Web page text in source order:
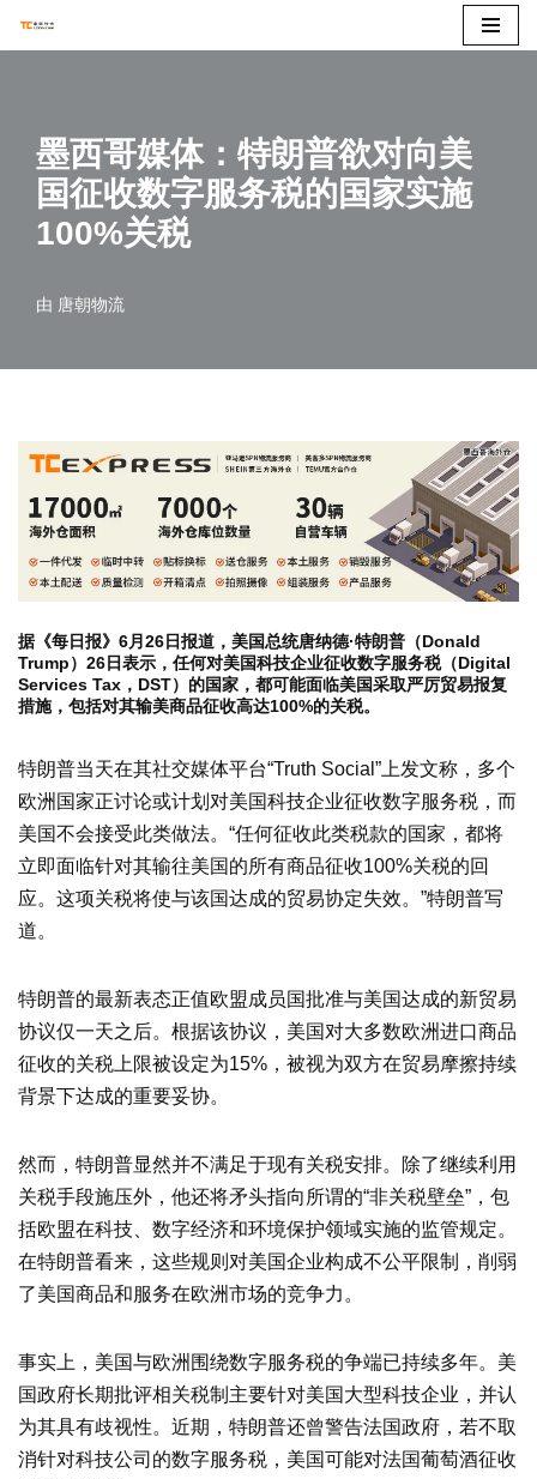
文墨西哥媒体：特朗普欲对向美
国征收数字服务税的国家实施
100%关税
由 唐朝物流
据《每日报》6月26日报道，美国总统唐纳德·特朗普（Donald
Trump）26日表示，任何对美国科技企业征收数字服务税（Digital
Services Tax，DST）的国家，都可能面临美国采取严厉贸易报复
措施，包括对其输美商品征收高达100%的关税。
特朗普当天在其社交媒体平台“Truth Social”上发文称，多个
欧洲国家正讨论或计划对美国科技企业征收数字服务税，而
美国不会接受此类做法。“任何征收此类税款的国家，都将
立即面临针对其输往美国的所有商品征收100%关税的回
应。这项关税将使与该国达成的贸易协定失效。”特朗普写
道。
特朗普的最新表态正值欧盟成员国批准与美国达成的新贸易
协议仅一天之后。根据该协议，美国对大多数欧洲进口商品
征收的关税上限被设定为15%，被视为双方在贸易摩擦持续
背景下达成的重要妥协。
然而，特朗普显然并不满足于现有关税安排。除了继续利用
关税手段施压外，他还将矛头指向所谓的“非关税壁垒”，包
括欧盟在科技、数字经济和环境保护领域实施的监管规定。
在特朗普看来，这些规则对美国企业构成不公平限制，削弱
了美国商品和服务在欧洲市场的竞争力。
事实上，美国与欧洲围绕数字服务税的争端已持续多年。美
国政府长期批评相关税制主要针对美国大型科技企业，并认
为其具有歧视性。近期，特朗普还曾警告法国政府，若不取
消针对科技公司的数字服务税，美国可能对法国葡萄酒征收